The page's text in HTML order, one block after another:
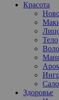
Красота
Тело
Здоровье